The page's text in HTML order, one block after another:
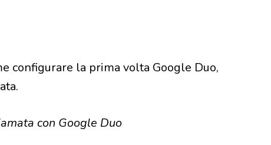
configurare la prima volta Google Duo,
con Google Duo